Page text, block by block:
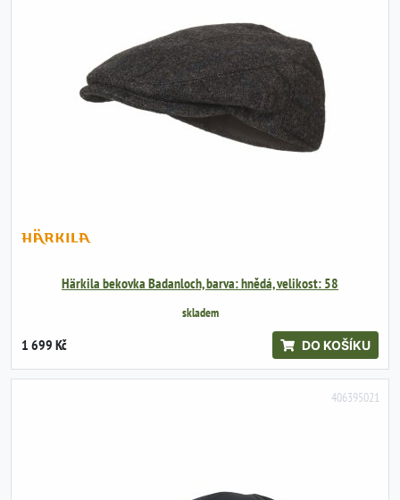
Härkila bekovka Badanloch, barva: hnědá, velikost: 58
skladem
1 699 Kč DO KOŠÍKU
406395021